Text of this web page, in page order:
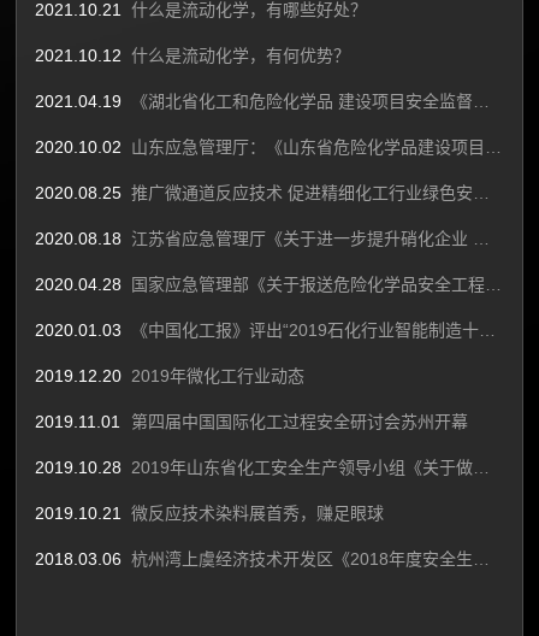
2021.10.21 ​什么是流动化学，有哪些好处？
2021.10.12 什么是流动化学，有何优势？
2021.04.19
2020.10.02
2020.08.25
2020.08.18
2020.04.28
2020.01.03
2019.12.20 2019年微化工行业动态
2019.11.01 第四届中国国际化工过程安全研讨会苏州开幕
2019.10.28
2019.10.21 微反应技术染料展首秀，赚足眼球
2018.03.06